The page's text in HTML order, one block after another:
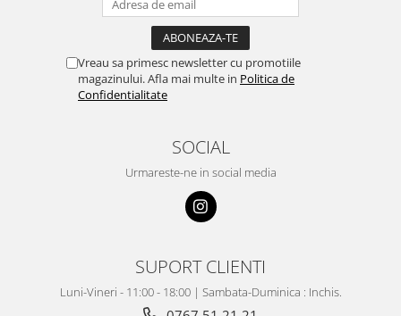
Vreau sa primesc newsletter cu promotiile
magazinului. Afla mai multe in Politica de
Confidentialitate
SOCIAL
Urmareste-ne in social media
SUPORT CLIENTI
Luni-Vineri - 11:00 - 18:00 | Sambata-Duminica : Inchis.